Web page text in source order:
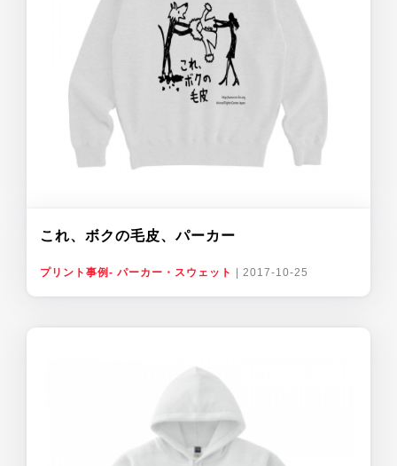
これ、ボクの毛皮、パーカー
プリント事例- パーカー・スウェット 2017-10-25